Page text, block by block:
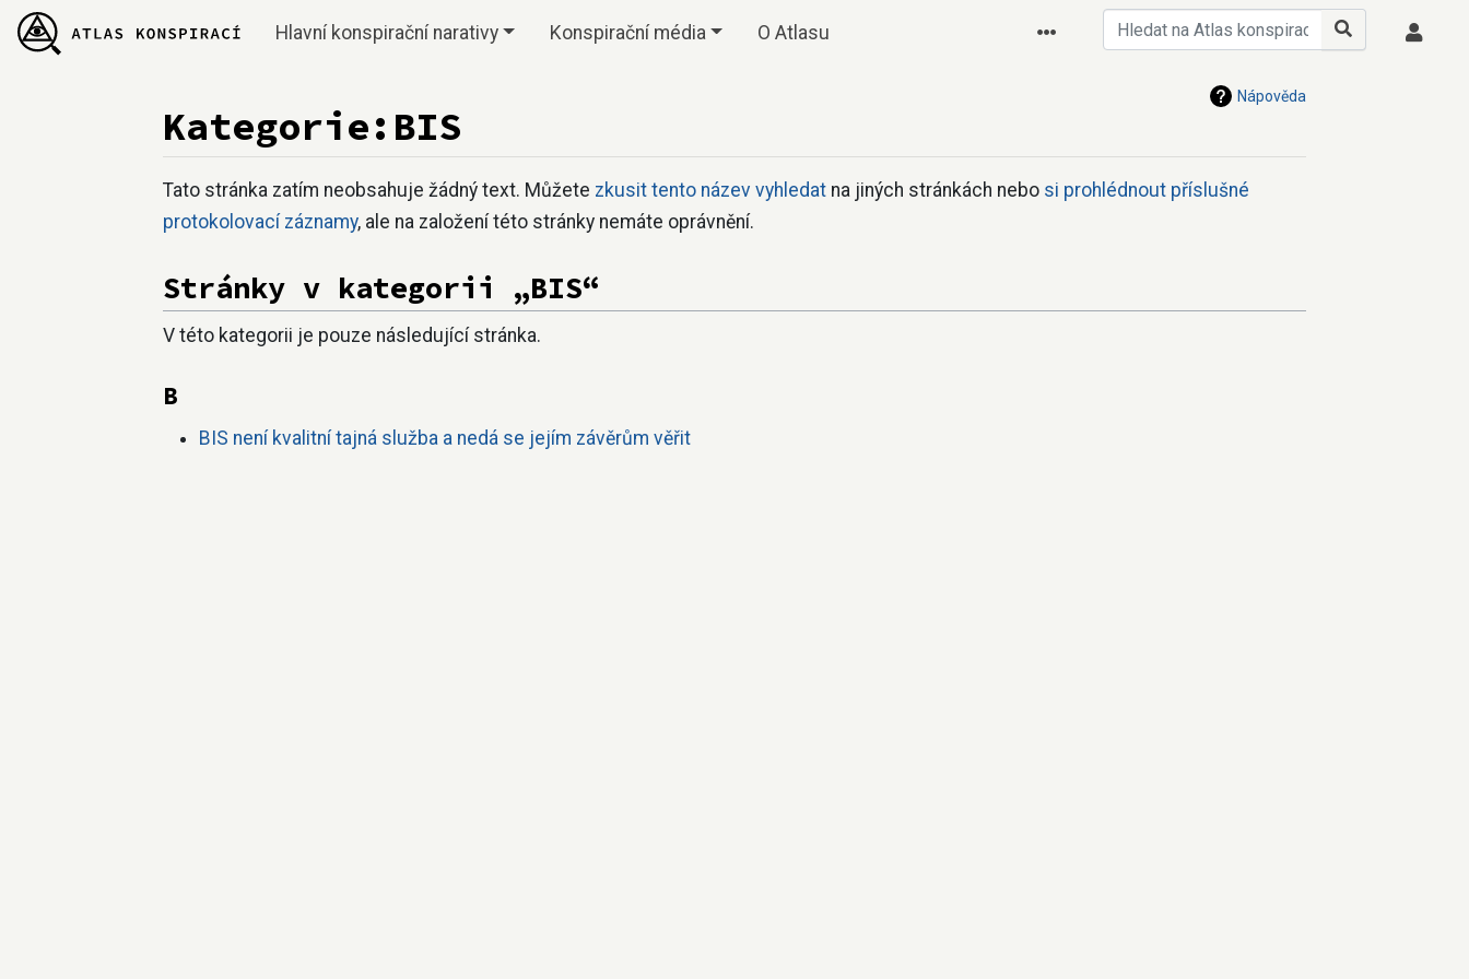
Hlavní konspirační narativy Konspirační média O Atlasu
Nápověda
Kategorie:BIS
Přejít na:navigace, hledání
Tato stránka zatím neobsahuje žádný text. Můžete zkusit tento název vyhledat na jiných stránkách nebo si prohlédnout příslušné
protokolovací záznamy, ale na založení této stránky nemáte oprávnění.
Stránky v kategorii „BIS“
V této kategorii je pouze následující stránka.
B
BIS není kvalitní tajná služba a nedá se jejím závěrům věřit